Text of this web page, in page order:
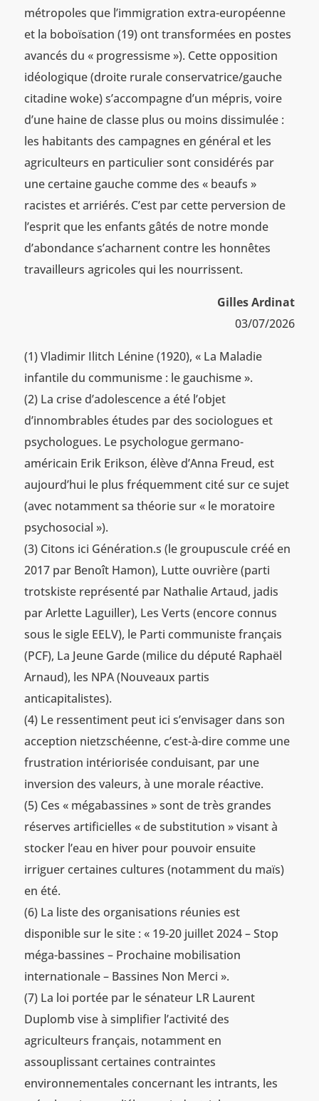
métropoles que l’immigration extra-européenne
et la boboïsation (19) ont transformées en postes
avancés du « progressisme »). Cette opposition
idéologique (droite rurale conservatrice/gauche
citadine woke) s’accompagne d’un mépris, voire
d’une haine de classe plus ou moins dissimulée :
les habitants des campagnes en général et les
agriculteurs en particulier sont considérés par
une certaine gauche comme des « beaufs »
racistes et arriérés. C’est par cette perversion de
l’esprit que les enfants gâtés de notre monde
d’abondance s’acharnent contre les honnêtes
travailleurs agricoles qui les nourrissent.
Gilles Ardinat
03/07/2026
(1) Vladimir Ilitch Lénine (1920), « La Maladie
infantile du communisme : le gauchisme ».
(2) La crise d’adolescence a été l’objet
d’innombrables études par des sociologues et
psychologues. Le psychologue germano-
américain Erik Erikson, élève d’Anna Freud, est
aujourd’hui le plus fréquemment cité sur ce sujet
(avec notamment sa théorie sur « le moratoire
psychosocial »).
(3) Citons ici Génération.s (le groupuscule créé en
2017 par Benoît Hamon), Lutte ouvrière (parti
trotskiste représenté par Nathalie Artaud, jadis
par Arlette Laguiller), Les Verts (encore connus
sous le sigle EELV), le Parti communiste français
(PCF), La Jeune Garde (milice du député Raphaël
Arnaud), les NPA (Nouveaux partis
anticapitalistes).
(4) Le ressentiment peut ici s’envisager dans son
acception nietzschéenne, c’est-à-dire comme une
frustration intériorisée conduisant, par une
inversion des valeurs, à une morale réactive.
(5) Ces « mégabassines » sont de très grandes
réserves artificielles « de substitution » visant à
stocker l’eau en hiver pour pouvoir ensuite
irriguer certaines cultures (notamment du maïs)
en été.
(6) La liste des organisations réunies est
disponible sur le site : « 19-20 juillet 2024 – Stop
méga-bassines – Prochaine mobilisation
internationale – Bassines Non Merci ».
(7) La loi portée par le sénateur LR Laurent
Duplomb vise à simplifier l’activité des
agriculteurs français, notamment en
assouplissant certaines contraintes
environnementales concernant les intrants, les